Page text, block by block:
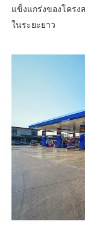
แข็งแกร่งของโครง
ในระยะยาว